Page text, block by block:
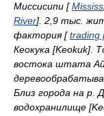
Миссисипи [
River]. 2,9 тыс.
фактория [trading
Кеокука [Keokuk].
востока штата
Близ города на р.
водохранилище